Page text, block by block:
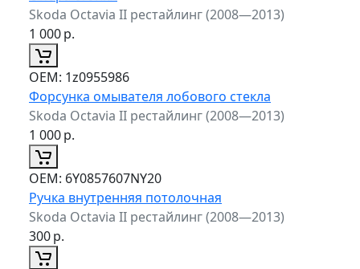
Skoda Octavia II рестайлинг (2008—2013)
1 000р.
ОЕМ: 1z0955986
Форсунка омывателя лобового стекла
Skoda Octavia II рестайлинг (2008—2013)
1 000р.
ОЕМ: 6Y0857607NY20
Ручка внутренняя потолочная
Skoda Octavia II рестайлинг (2008—2013)
300р.